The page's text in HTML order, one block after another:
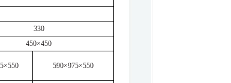
330
450×450
×550 590×975×550